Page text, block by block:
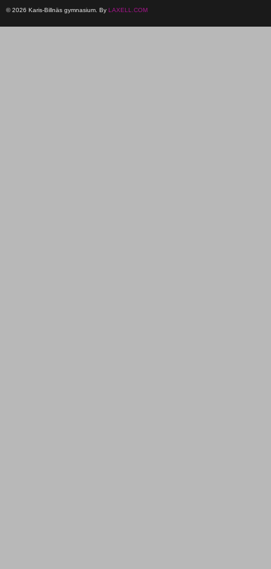
© 2026 Karis-Billnäs gymnasium. By LAXELL.COM